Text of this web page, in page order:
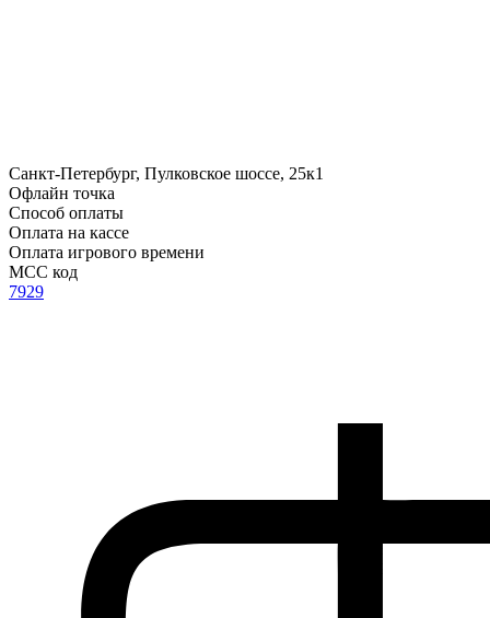
Санкт-Петербург, Пулковское шоссе, 25к1
Офлайн точка
Способ оплаты
Оплата на кассе
Оплата игрового времени
MCC код
7929